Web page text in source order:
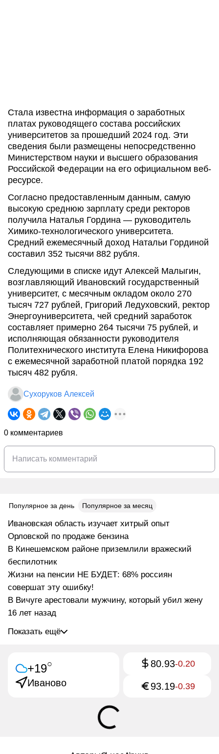
Стала известна информация о заработных
платах руководящего состава российских
университетов за прошедший 2024 год. Эти
сведения были размещены непосредственно
Министерством науки и высшего образования
Российской Федерации на его официальном веб-
ресурсе.
Согласно предоставленным данным, самую
высокую среднюю зарплату среди ректоров
получила Наталья Гордина — руководитель
Химико-технологического университета.
Средний ежемесячный доход Натальи Гординой
составил 352 тысячи 882 рубля.
Следующими в списке идут Алексей Малыгин,
возглавляющий Ивановский государственный
университет, с месячным окладом около 270
тысяч 727 рублей, Григорий Ледуховский, ректор
Энергоуниверситета, чей средний заработок
составляет примерно 264 тысячи 75 рублей, и
исполняющая обязанности руководителя
Политехнического института Елена Никифорова
с ежемесячной заработной платой порядка 192
тысяч 482 рубля.
Сухоруков Алексей
0 комментариев
Популярное за день Популярное за месяц
Ивановская область изучает хитрый опыт
Орловской по продаже бензина
В Кинешемском районе приземлили вражеский
беспилотник
Жизни на пенсии НЕ БУДЕТ: 68% россиян
совершат эту ошибку!
В Вичуге арестовали мужчину, который убил жену
16 лет назад
Показать ещё
+19○
Иваново
80.93-0.20
93.19-0.39